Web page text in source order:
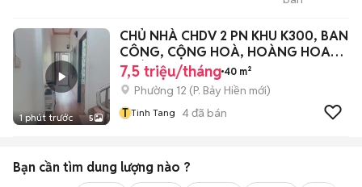
1 phút trước 5
CHỦ NHÀ CHDV 2 PN KHU K300, BAN
CÔNG, CỘNG HOÀ, HOÀNG HOA
THÁM
7,5 triệu/tháng 40 m²
Phường 12 (P. Bảy Hiền mới)
T Tinh Tang 4đã bán
Bạn cần tìm dung lượng nào ?